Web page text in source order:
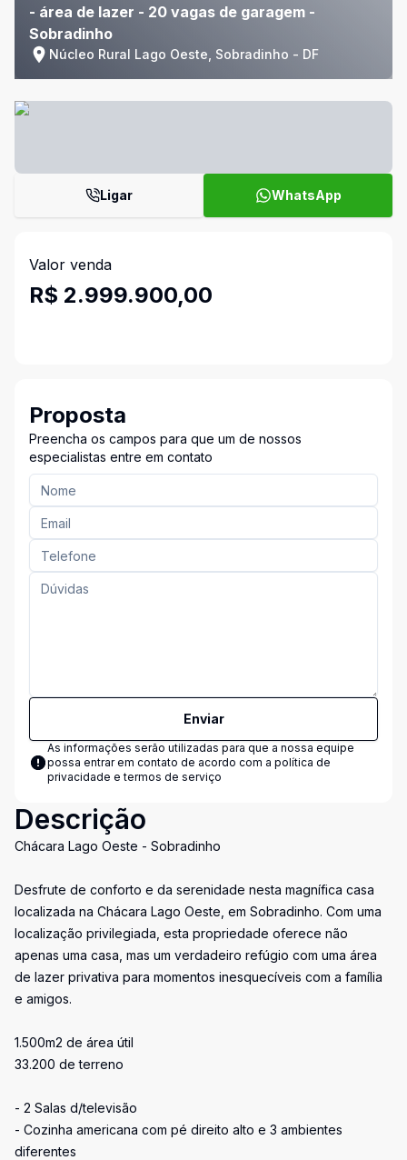
- área de lazer - 20 vagas de garagem -
Sobradinho
Núcleo Rural Lago Oeste, Sobradinho - DF
Ligar WhatsApp
Valor venda
R$ 2.999.900,00
Proposta
Preencha os campos para que um de nossos
especialistas entre em contato
Enviar
As informações serão utilizadas para que a nossa equipe
possa entrar em contato de acordo com a política de
privacidade e termos de serviço
Descrição
Chácara Lago Oeste - Sobradinho
Desfrute de conforto e da serenidade nesta magnífica casa
localizada na Chácara Lago Oeste, em Sobradinho. Com uma
localização privilegiada, esta propriedade oferece não
apenas uma casa, mas um verdadeiro refúgio com uma área
de lazer privativa para momentos inesquecíveis com a família
e amigos.
1.500m2 de área útil
33.200 de terreno
- 2 Salas d/televisão
- Cozinha americana com pé direito alto e 3 ambientes
diferentes